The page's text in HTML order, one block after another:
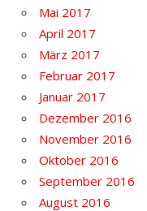
Mai 2017
April 2017
März 2017
Februar 2017
Januar 2017
Dezember 2016
November 2016
Oktober 2016
September 2016
August 2016